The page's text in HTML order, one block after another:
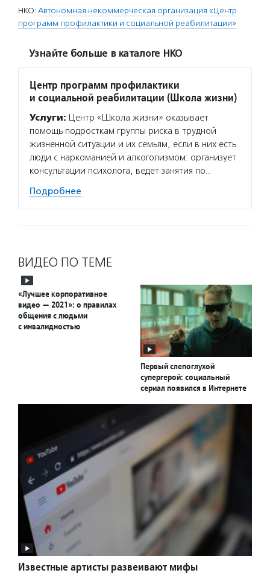
НКО: Автономная некоммерческая организация «Центр
программ профилактики и социальной реабилитации»
Узнайте больше в каталоге НКО
Центр программ профилактики
и социальной реабилитации (Школа жизни)
Услуги: Центр «Школа жизни» оказывает
помощь подросткам группы риска в трудной
жизненной ситуации и их семьям, если в них есть
люди с наркоманией и алкоголизмом: организует
консультации психолога, ведет занятия по…
Подробнее
ВИДЕО ПО ТЕМЕ
«Лучшее корпоративное
видео — 2021»: о правилах
общения с людьми
с инвалидностью
Первый слепоглухой
супергерой: социальный
сериал появился в Интернете
Известные артисты развеивают мифы